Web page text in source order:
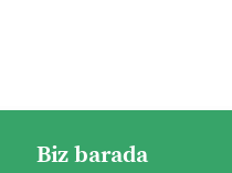
Biz barada